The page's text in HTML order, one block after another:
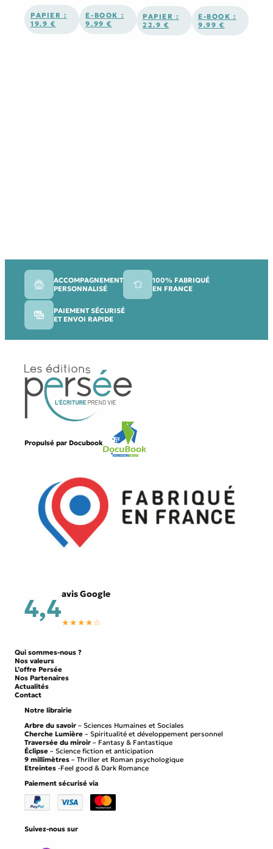
PAPIER :
19.9 €
E-BOOK :
9.99 €
PAPIER :
22.9 €
E-BOOK :
9.99 €
ACCOMPAGNEMENT
PERSONNALISÉ
100% FABRIQUÉ
EN FRANCE
PAIEMENT SÉCURISÉ
ET ENVOI RAPIDE
Propulsé par Docubook
4,4avis Google
★★★★☆
Qui sommes-nous ?
Nos valeurs
L’offre Persée
Nos Partenaires
Actualités
Contact
Notre librairie
Arbre du savoir – Sciences Humaines et Sociales
Cherche Lumière – Spiritualité et développement personnel
Traversée du miroir – Fantasy & Fantastique
Éclipse – Science fiction et anticipation
9 millimètres – Thriller et Roman psychologique
Etreintes -Feel good & Dark Romance
Paiement sécurisé via
Suivez-nous sur